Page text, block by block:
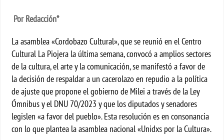
Por Redacción*
La asamblea «Cordobazo Cultural», que se reunió en el Centro
Cultural La Piojera la última semana, convocó a amplios sectores
de la cultura, el arte y la comunicación, se manifestó a favor de
la decisión de respaldar a un cacerolazo en repudio a la política
de ajuste que propone el gobierno de Milei a través de la Ley
Ómnibus y el DNU 70/2023 y que los diputados y senadores
legislen «a favor del pueblo». Esta resolución es en consonancia
con lo que plantea la asamblea nacional «Unidxs por la Cultura».